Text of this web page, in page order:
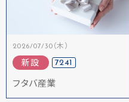
2026/07/30（木）
新設 7241
フタバ産業